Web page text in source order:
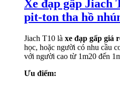
Xe đạp gấp Jiach
pit-ton tha hồ
Jiach T10 là xe đạp gấp giá
học, hoặc người có nhu cầu
với người cao từ 1m20 đến
Ưu điểm: